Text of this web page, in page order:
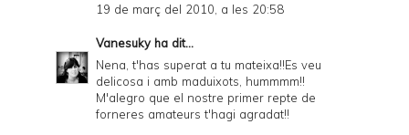
19 de març del 2010, a les 20:58
Vanesukyha dit...
Nena, t'has superat a tu mateixa!!Es veu
delicosa i amb maduixots, hummmm!!
M'alegro que el nostre primer repte de
forneres amateurs t'hagi agradat!!